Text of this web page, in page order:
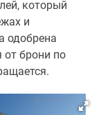
который
и
одобрена
от брони по